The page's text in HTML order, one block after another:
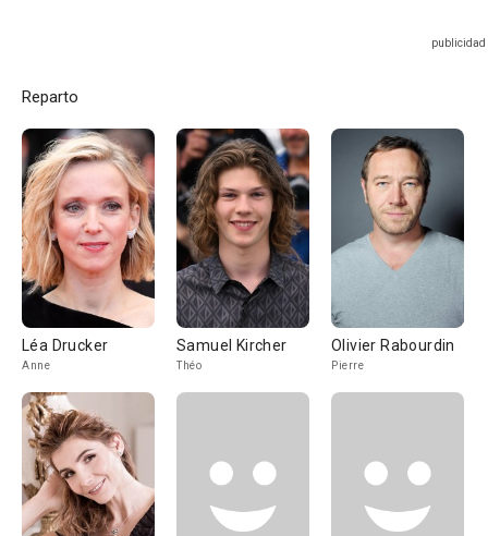
Reparto
Léa Drucker
Anne
Samuel Kircher
Théo
Olivier Rabourdin
Pierre